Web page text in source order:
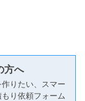
方へ
りたい、スマー
り依頼フォーム